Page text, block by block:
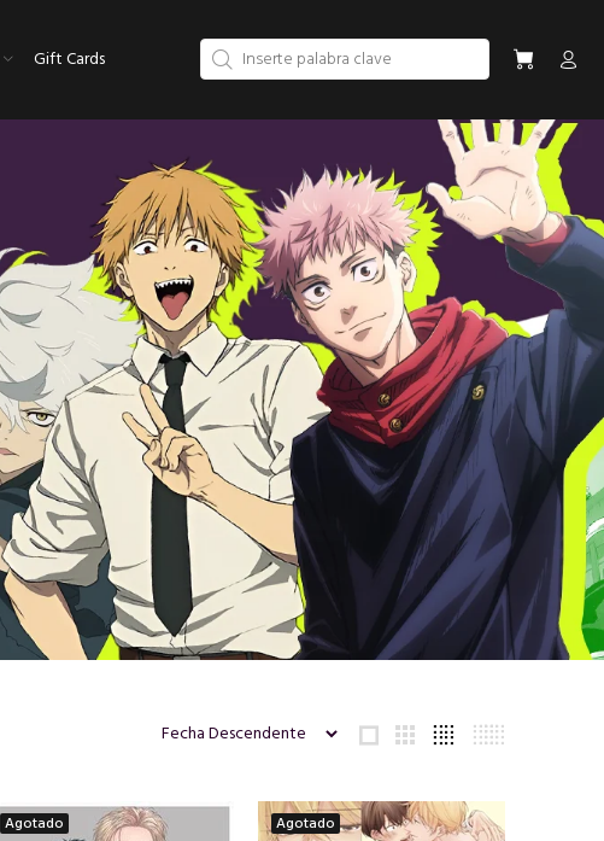
Gift Cards
Agotado Agotado